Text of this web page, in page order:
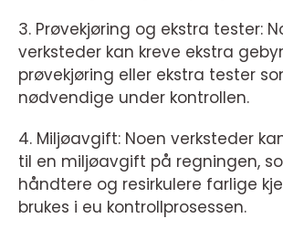
3. Prøvekjøring og ekstra tester:
verksteder kan kreve ekstra
prøvekjøring eller ekstra tester
nødvendige under kontrollen.
4. Miljøavgift: Noen verksteder
til en miljøavgift på regningen,
håndtere og resirkulere farlige
brukes i eu kontrollprosessen.